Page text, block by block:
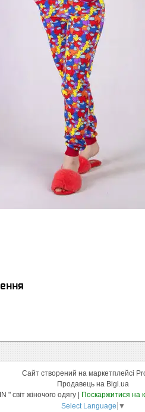
Сайт створений на маркетплейсі
Продавець на Bigl.ua
Поскаржитися на
Select Language ▼